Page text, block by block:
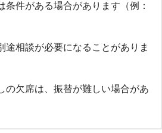
条件がある場合があります（例：
途相談が必要になることがありま
の欠席は、振替が難しい場合があ